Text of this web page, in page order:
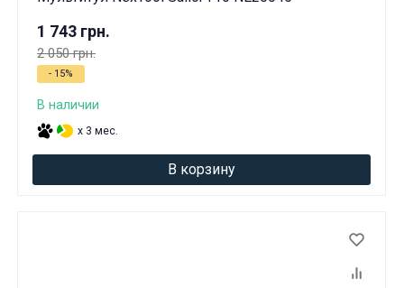
1 743 грн.
2 050 грн.
- 15%
В наличии
x 3 мес.
В корзину